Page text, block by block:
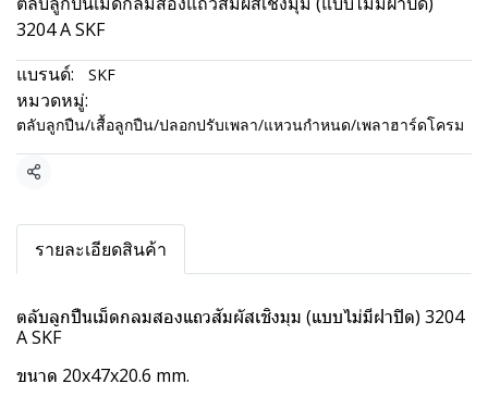
3204 A SKF
แบรนด์:
SKF
หมวดหมู่:
ตลับลูกปืน/เสื้อลูกปืน/ปลอกปรับเพลา/แหวนกำหนด/เพลาฮาร์ดโครม
แชร์
รายละเอียดสินค้า
ตลับลูกปืนเม็ดกลมสองแถวสัมผัสเชิงมุม (แบบไม่มีฝาปิด) 3204
A SKF
ขนาด 20x47x20.6 mm.